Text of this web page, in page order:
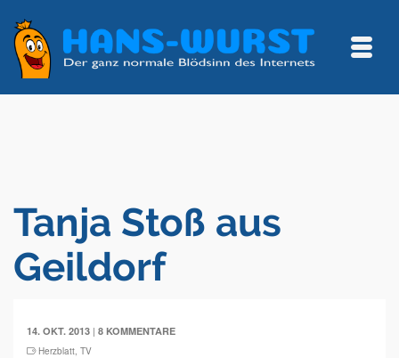
Tanja Stoß aus
Geildorf
14. OKT. 2013 | 8 KOMMENTARE
Herzblatt, TV